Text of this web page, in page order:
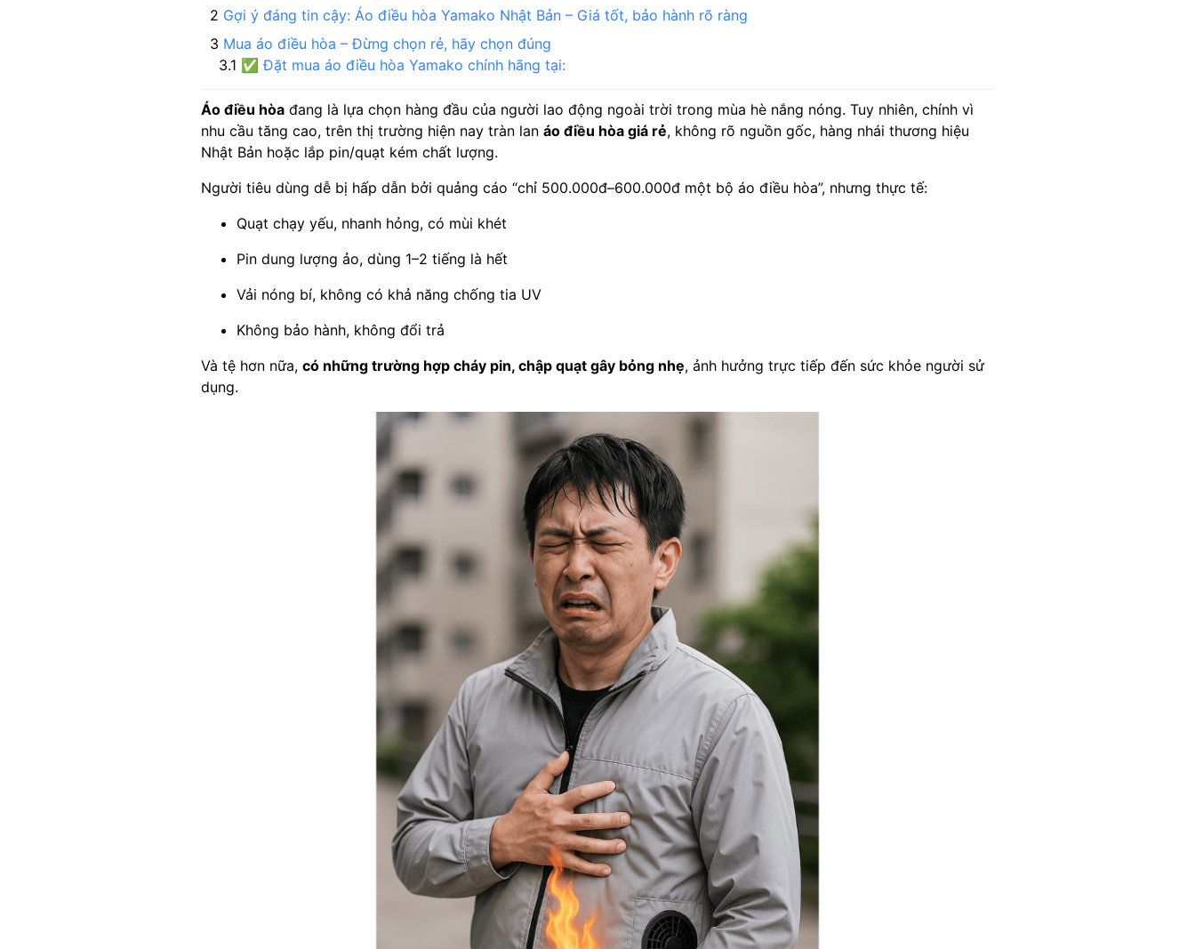
Gợi ý đáng tin cậy: Áo điều hòa Yamako Nhật Bản – Giá tốt, bảo hành rõ ràng
Mua áo điều hòa – Đừng chọn rẻ, hãy chọn đúng
✅ Đặt mua áo điều hòa Yamako chính hãng tại:
Áo điều hòađang là lựa chọn hàng đầu của người lao động ngoài trời trong mùa hè nắng nóng. Tuy nhiên, chính vì
nhu cầu tăng cao, trên thị trường hiện nay tràn lan áo điều hòa giá rẻ, không rõ nguồn gốc, hàng nhái thương hiệu
Nhật Bản hoặc lắp pin/quạt kém chất lượng.
Người tiêu dùng dễ bị hấp dẫn bởi quảng cáo “chỉ 500.000đ–600.000đ một bộ áo điều hòa”, nhưng thực tế:
Quạt chạy yếu, nhanh hỏng, có mùi khét
Pin dung lượng ảo, dùng 1–2 tiếng là hết
Vải nóng bí, không có khả năng chống tia UV
Không bảo hành, không đổi trả
Và tệ hơn nữa, có những trường hợp cháy pin, chập quạt gây bỏng nhẹ, ảnh hưởng trực tiếp đến sức khỏe người sử
dụng.